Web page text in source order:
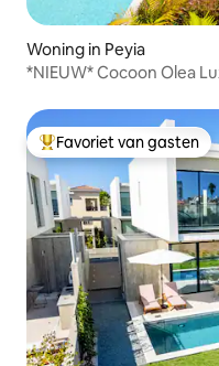
Woning in Peyia
*NIEUW* Cocoon Olea
Topfavoriet van gasten
Favoriet van gasten